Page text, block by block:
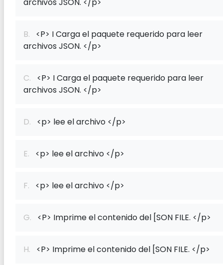
B. <P> I Carga el paquete requerido para leer
archivos JSON. </p>
C. <P> I Carga el paquete requerido para leer
archivos JSON. </p>
D. <p> lee el archivo </p>
E. <p> lee el archivo </p>
F. <p> lee el archivo </p>
G. <P> Imprime el contenido del [SON FILE. </p>
H. <P> Imprime el contenido del [SON FILE. </p>